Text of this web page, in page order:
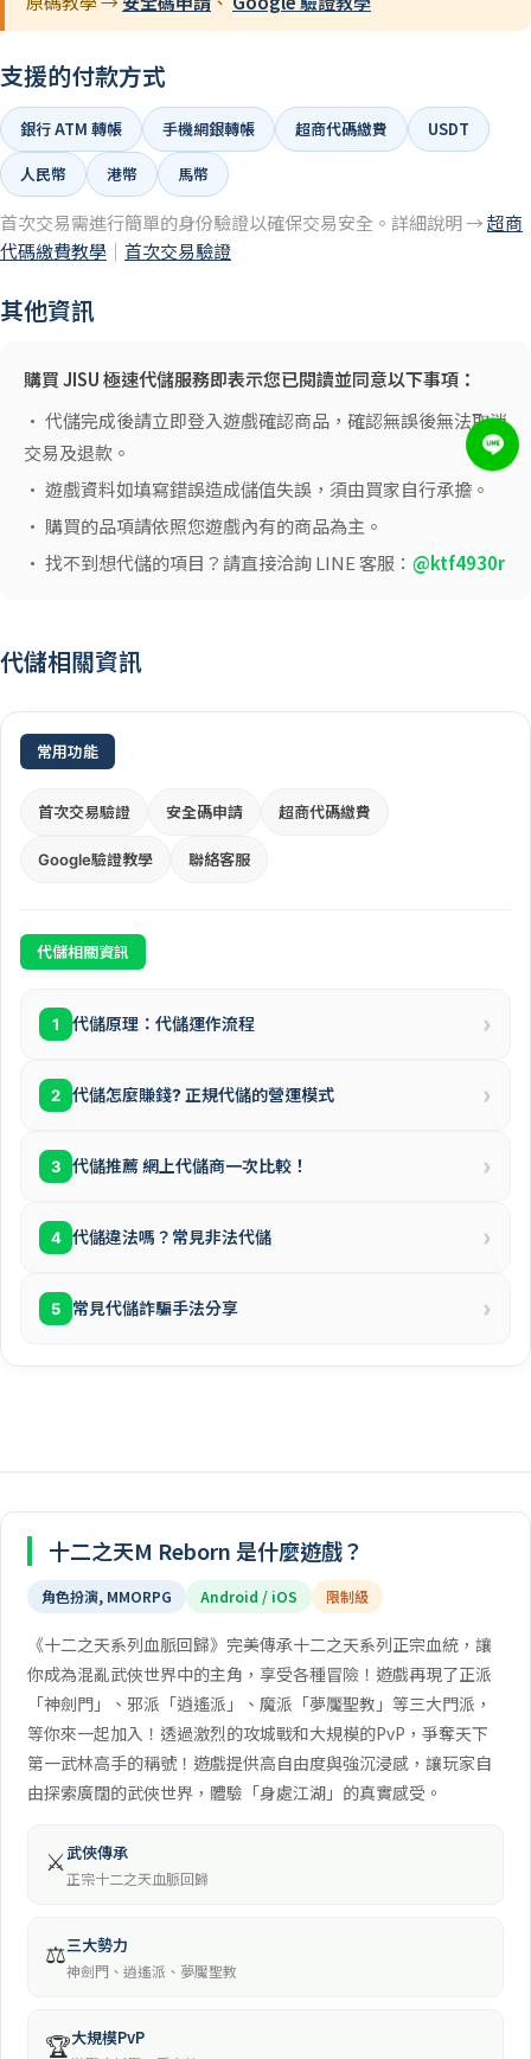
支援的付款方式
銀行 ATM 轉帳 手機網銀轉帳 超商代碼繳費
USDT
人民幣
港幣 馬幣
首次交易需進行簡單的身份驗證以確保交易安全。詳細說明 →超商
代碼繳費教學 ｜ 首次交易驗證
其他資訊
購買 JISU 極速代儲服務即表示您已閱讀並同意以下事項：
• 代儲完成後請立即登入遊戲確認商品，確認無誤後無法取消
交易及退款。
• 遊戲資料如填寫錯誤造成儲值失誤，須由買家自行承擔。
• 購買的品項請依照您遊戲內有的商品為主。
• 找不到想代儲的項目？請直接洽詢 LINE 客服： @ktf4930r
代儲相關資訊
常用功能
首次交易驗證 安全碼申請 超商代碼繳費
Google驗證教學 聯絡客服
代儲相關資訊
1 代儲原理：代儲運作流程 ›
2 代儲怎麼賺錢? 正規代儲的營運模式 ›
3 代儲推薦 網上代儲商一次比較！ ›
4 代儲違法嗎？常見非法代儲 ›
5 常見代儲詐騙手法分享 ›
十二之天M Reborn 是什麼遊戲？
角色扮演, MMORPG Android / iOS 限制級
《十二之天系列血脈回歸》完美傳承十二之天系列正宗血統，讓
你成為混亂武俠世界中的主角，享受各種冒險！遊戲再現了正派
「神劍門」、邪派「逍遙派」、魔派「夢魘聖教」等三大門派，
等你來一起加入！透過激烈的攻城戰和大規模的PvP，爭奪天下
第一武林高手的稱號！遊戲提供高自由度與強沉浸感，讓玩家自
由探索廣闊的武俠世界，體驗「身處江湖」的真實感受。
⚔️武俠傳承
正宗十二之天血脈回歸
⚖️三大勢力
神劍門、逍遙派、夢魘聖教
🏆大規模PvP